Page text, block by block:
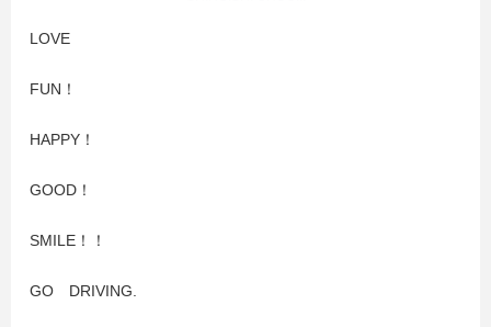
LOVE
FUN！
HAPPY！
GOOD！
SMILE！！
GO DRIVING.